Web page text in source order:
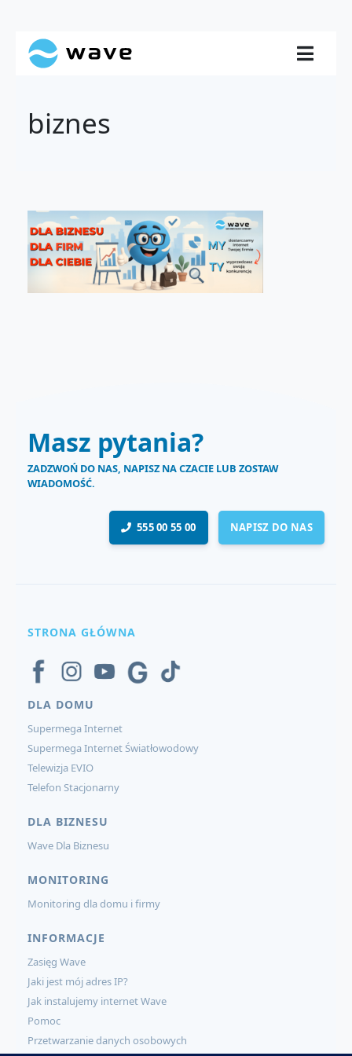
biznes
Masz pytania?
ZADZWOŃ DO NAS, NAPISZ NA CZACIE LUB ZOSTAW
WIADOMOŚĆ.
555 00 55 00 NAPISZ DO NAS
STRONA GŁÓWNA
DLA DOMU
Supermega Internet
Supermega Internet Światłowodowy
Telewizja EVIO
Telefon Stacjonarny
DLA BIZNESU
Wave Dla Biznesu
MONITORING
Monitoring dla domu i firmy
INFORMACJE
Zasięg Wave
Jaki jest mój adres IP?
Jak instalujemy internet Wave
Pomoc
Przetwarzanie danych osobowych